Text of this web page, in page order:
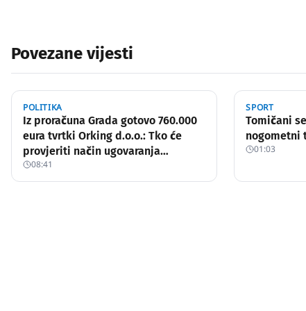
Povezane vijesti
POLITIKA
Iz proračuna Grada gotovo 760.000
eura tvrtki Orking d.o.o.: Tko će
provjeriti način ugovaranja
poslova?
08:41
SPORT
Tomičani
nogometni
01:03